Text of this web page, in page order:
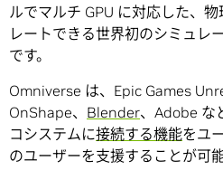
ルでマルチ GPU に対応した、
レートできる世界初のシミュレ
です。
Omniverse は、Epic Games
OnShape、 Blender、Adobe な
コシステムに接続する機能をユ
のユーザーを支援することが可能